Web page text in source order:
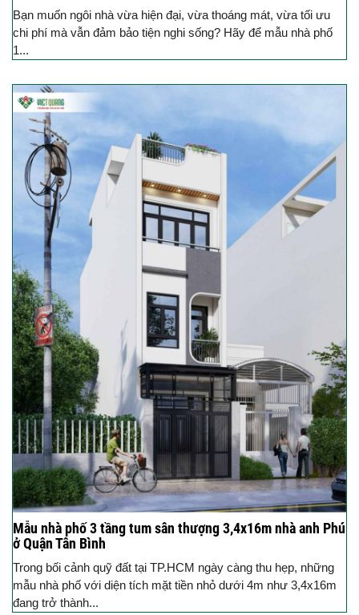
Bạn muốn ngôi nhà vừa hiện đại, vừa thoáng mát, vừa tối ưu
chi phí mà vẫn đảm bảo tiện nghi sống? Hãy để mẫu nhà phố
1...
Mẫu nhà phố 3 tầng tum sân thượng 3,4x16m nhà anh Phú
ở Quận Tân Bình
Trong bối cảnh quỹ đất tại TP.HCM ngày càng thu hẹp, những
mẫu nhà phố với diện tích mặt tiền nhỏ dưới 4m như 3,4x16m
đang trở thành...